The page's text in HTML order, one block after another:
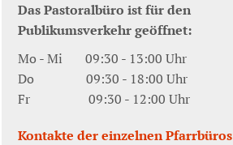
Das Pastoralbüro ist für den
Publikumsverkehr geöffnet:
Mo - Mi 09:30 - 13:00 Uhr
Do 09:30 - 18:00 Uhr
Fr 09:30 - 12:00 Uhr
Kontakte der einzelnen Pfarrbüros